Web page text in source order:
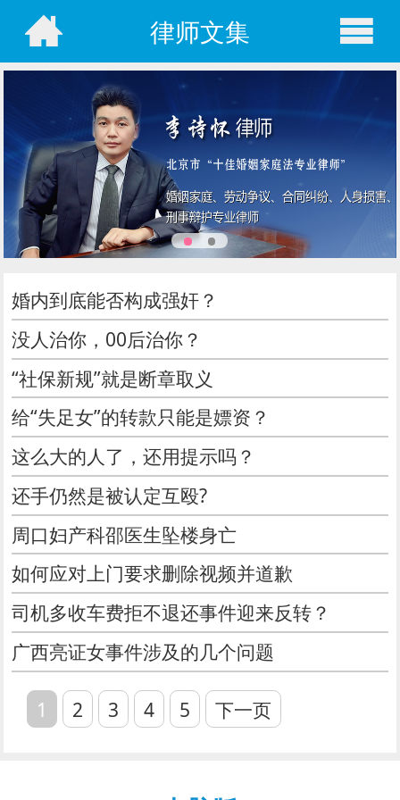
律师文集
婚内到底能否构成强奸？
没人治你，00后治你？
“社保新规”就是断章取义
给“失足女”的转款只能是嫖资？
​这么大的人了，还用提示吗？
还手仍然是被认定互殴?
周口妇产科邵医生坠楼身亡
如何应对上门要求删除视频并道歉
司机多收车费拒不退还事件迎来反转？
广西亮证女事件涉及的几个问题
1 2 3 4 5 下一页